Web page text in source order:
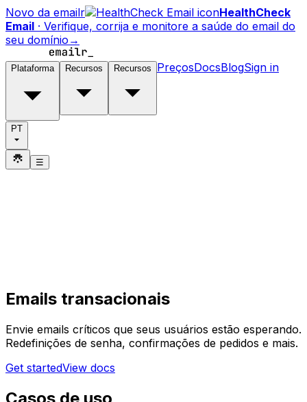
Novo da emailr
HealthCheck
Email · Verifique, corrija e monitore a saúde do email do
seu domínio →
Plataforma Recursos Recursos PreçosDocsBlogSign in
PT
☰
Emails transacionais
Envie emails críticos que seus usuários estão esperando.
Redefinições de senha, confirmações de pedidos e mais.
Get startedView docs